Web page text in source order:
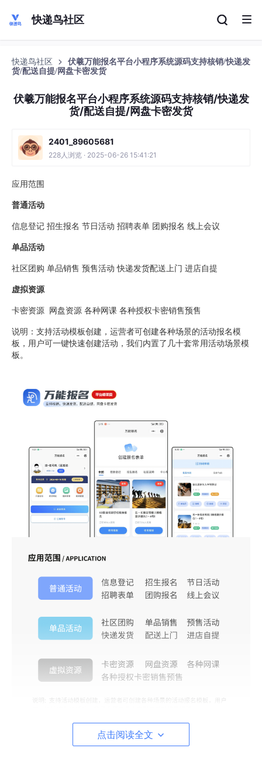
快递鸟社区
快递鸟社区
伏羲万能报名平台小程序系统源码支持核销/快递发
货/配送自提/网盘卡密发货
伏羲万能报名平台小程序系统源码支持核销/快递发
货/配送自提/网盘卡密发货
2401_89605681
228人浏览 · 2025-06-26 15:41:21
应用范围
普通活动
信息登记 招生报名 节日活动 招聘表单 团购报名 线上会议
单品活动
社区团购 单品销售 预售活动 快递发货配送上门 进店自提
虚拟资源
卡密资源 网盘资源 各种网课 各种授权卡密销售预售
说明：支持活动模板创建，运营者可创建各种场景的活动报名模
板，用户可一键快速创建活动，我们内置了几十套常用活动场景模
板。
点击阅读全文